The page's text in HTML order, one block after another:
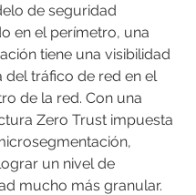
de seguridad
en el perímetro, una
tiene una visibilidad
del tráfico de red en el
de la red. Con una
Zero Trust impuesta
un nivel de
mucho más granular.